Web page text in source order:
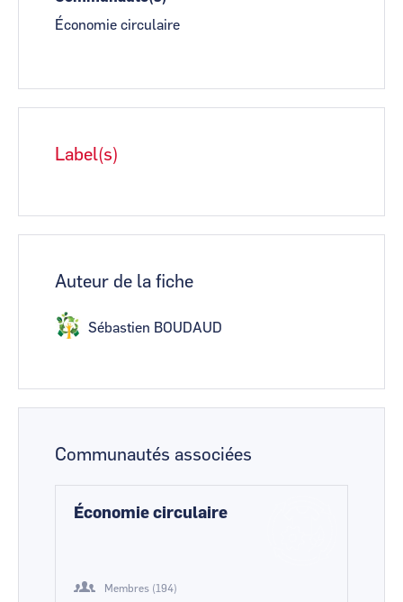
Économie circulaire
Label(s)
Auteur de la fiche
Sébastien BOUDAUD
Communautés associées
Économie circulaire
Membres (194)